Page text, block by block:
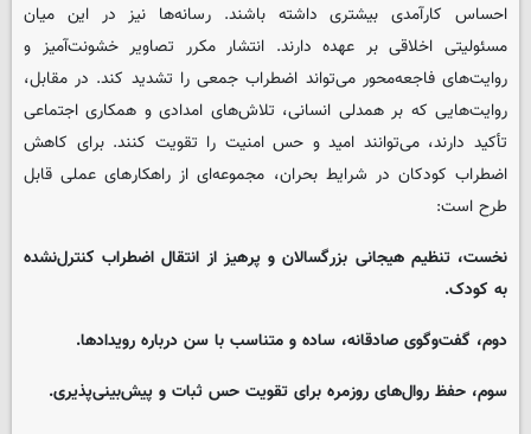
احساس کارآمدی بیشتری داشته باشند. رسانه‌ها نیز در این میان
مسئولیتی اخلاقی بر عهده دارند. انتشار مکرر تصاویر خشونت‌آمیز و
روایت‌های فاجعه‌محور می‌تواند اضطراب جمعی را تشدید کند. در مقابل،
روایت‌هایی که بر همدلی انسانی، تلاش‌های امدادی و همکاری اجتماعی
تأکید دارند، می‌توانند امید و حس امنیت را تقویت کنند. برای کاهش
اضطراب کودکان در شرایط بحران، مجموعه‌ای از راهکارهای عملی قابل
طرح است:
نخست، تنظیم هیجانی بزرگسالان و پرهیز از انتقال اضطراب کنترل‌نشده
به کودک.
دوم، گفت‌وگوی صادقانه، ساده و متناسب با سن درباره رویدادها.
سوم، حفظ روال‌های روزمره برای تقویت حس ثبات و پیش‌بینی‌پذیری.